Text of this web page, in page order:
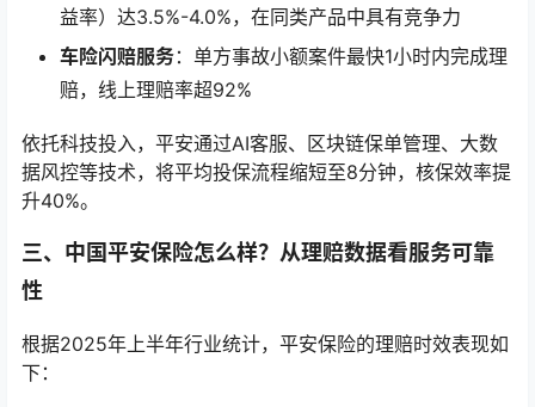
益率）达3.5%-4.0%，在同类产品中具有竞争力
车险闪赔服务：单方事故小额案件最快1小时内完成理
赔，线上理赔率超92%
依托科技投入，平安通过AI客服、区块链保单管理、大数
据风控等技术，将平均投保流程缩短至8分钟，核保效率提
升40%。
三、中国平安保险怎么样？从理赔数据看服务可靠
性
根据2025年上半年行业统计，平安保险的理赔时效表现如
下：